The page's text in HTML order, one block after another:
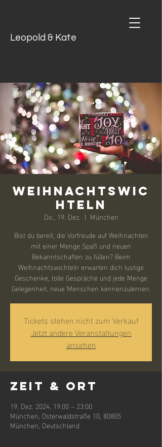
Leopold & Kate
Weihnachtswic
hteln
Do., 19. Dez.
  |
München
Bist du bereit, die Vorfreude auf Weihnachten
mit einer Menge Spaß und neuen
Bekanntschaften zu füllen? Beim
Weihnachtswichteln erwarten dich lustige
Geschenke, tolle Gespräche und jede Menge
Gelegenheit, neue Menschen kennenzulernen.
Tickets stehen nicht zum Verkauf
Jetzt andere Veranstaltungen
ansehen
Zeit & Ort
19. Dez. 2024, 19:00 – 23:00
München, Osterwaldstraße 10, 80805
München, Deutschland